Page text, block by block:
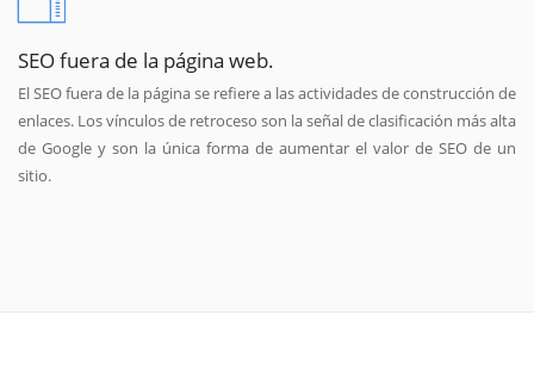
SEO fuera de la página web.
El SEO fuera de la página se refiere a las actividades de construcción de
enlaces. Los vínculos de retroceso son la señal de clasificación más alta
de Google y son la única forma de aumentar el valor de SEO de un
sitio.